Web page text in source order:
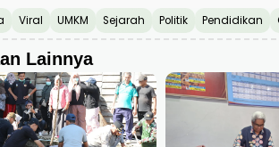
Viral UMKM Sejarah Politik Pendidikan
Lainnya